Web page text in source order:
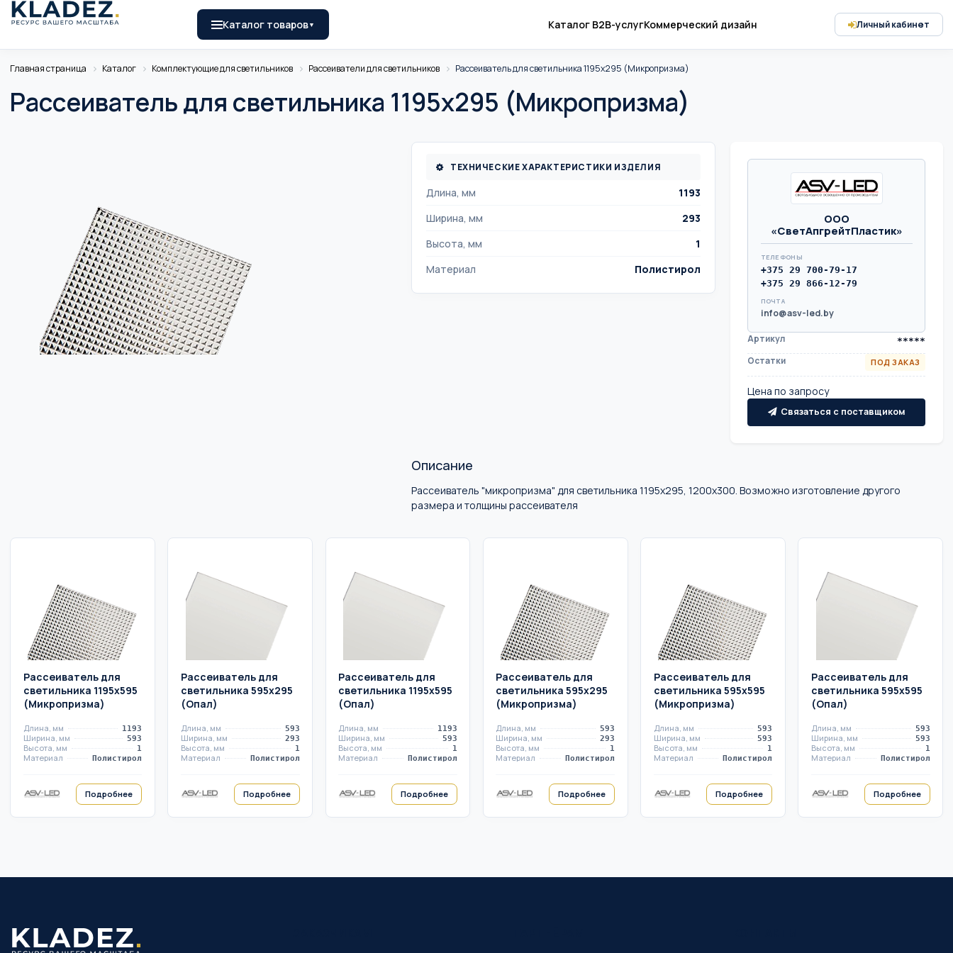
Каталог товаров Каталог B2B-услугКоммерческий дизайн Личный кабинет
Главная страница Каталог Комплектующие для светильников Рассеиватели для светильников Рассеиватель для светильника 1195х295 (Микропризма)
Рассеиватель для светильника 1195х295 (Микропризма)
ТЕХНИЧЕСКИЕ ХАРАКТЕРИСТИКИ ИЗДЕЛИЯ
Длина, мм
1193
Ширина, мм
293
Высота, мм
1
Материал
Полистирол
ООО
«СветАпгрейтПластик»
ТЕЛЕФОНЫ
+375 29 700-79-17
+375 29 866-12-79
ПОЧТА
info@asv-led.by
Артикул *****
Остатки ПОД ЗАКАЗ
Цена по запросу
Связаться с поставщиком
Описание
Рассеиватель "микропризма" для светильника 1195х295, 1200х300. Возможно изготовление другого
размера и толщины рассеивателя
Рассеиватель для
светильника 1195х595
(Микропризма)
Длина, мм 1193
Ширина, мм 593
Высота, мм 1
Материал Полистирол
Подробнее
Рассеиватель для
светильника 595х295
(Опал)
Длина, мм 593
Ширина, мм 293
Высота, мм 1
Материал Полистирол
Подробнее
Рассеиватель для
светильника 1195х595
(Опал)
Длина, мм 1193
Ширина, мм 593
Высота, мм 1
Материал Полистирол
Подробнее
Рассеиватель для
светильника 595х295
(Микропризма)
Длина, мм 593
Ширина, мм 293
Высота, мм 1
Материал Полистирол
Подробнее
Рассеиватель для
светильника 595х595
(Микропризма)
Длина, мм 593
Ширина, мм 593
Высота, мм 1
Материал Полистирол
Подробнее
Рассеиватель для
светильника 595х595
(Опал)
Длина, мм 593
Ширина, мм 593
Высота, мм 1
Материал Полистирол
Подробнее